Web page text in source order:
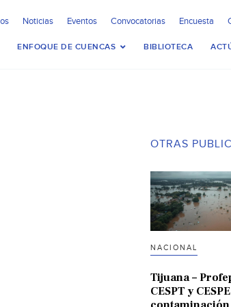
Noticias Eventos Convocatorias Encuesta
ENFOQUE DE CUENCAS BIBLIOTECA
OTRAS
NACIONAL
Tijuana –
CESPT y